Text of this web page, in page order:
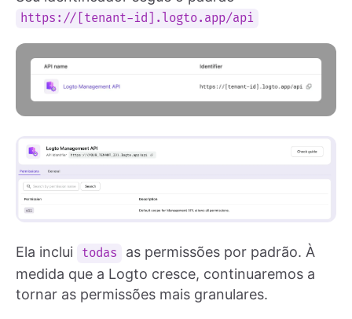
https://[tenant-id].logto.app/api
Ela inclui todas
as permissões por padrão. À
medida que a Logto cresce, continuaremos a
tornar as permissões mais granulares.